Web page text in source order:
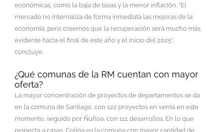
económicas, como la baja de tasas y la menor inflación. “El
mercado no internaliza de forma inmediata las mejoras de la
economía, pero creemos que la recuperación será mucho más
evidente hacia el final de este año y el inicio del 2025”,
concluye.
¿Qué comunas de la RM cuentan con mayor
oferta?
La mayor concentración de proyectos de departamentos se da
en la comuna de Santiago, con 122 proyectos en venta en este
momento, seguido por Ñuñoa, con 111 desarrollos. En lo que
respecta a casas, Colina es la comuna con mayor cantidad de